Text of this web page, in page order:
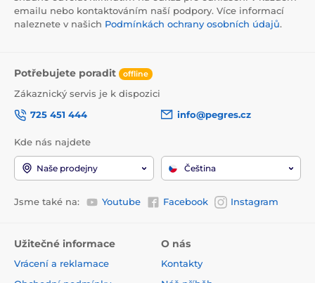
emailu nebo kontaktováním naší podpory. Více informací
naleznete v našich Podmínkách ochrany osobních údajů.
Potřebujete poradit offline
Zákaznický servis je k dispozici
725 451 444
info@pegres.cz
Kde nás najdete
Naše prodejny Čeština
Jsme také na: Youtube Facebook Instagram
Užitečné informace
Vrácení a reklamace
O nás
Kontakty